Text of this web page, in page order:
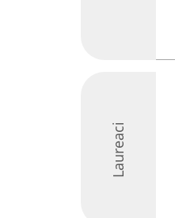
Laureaci